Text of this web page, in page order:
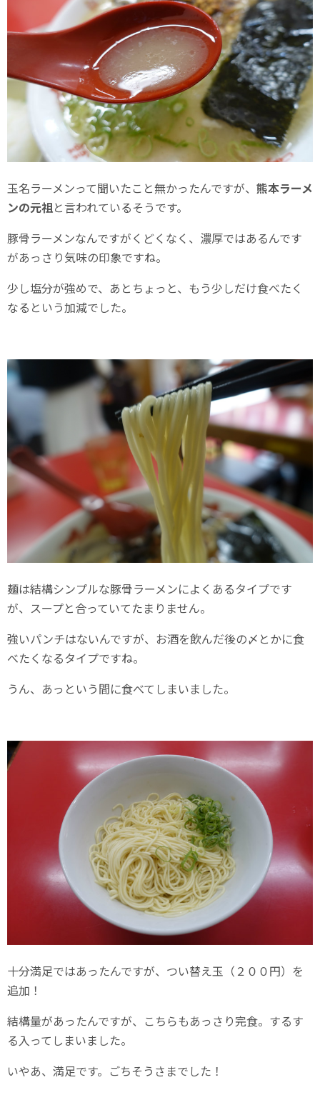
玉名ラーメンって聞いたこと無かったんですが、 熊本ラーメ
ンの元祖と言われているそうです。
豚骨ラーメンなんですがくどくなく、濃厚ではあるんです
があっさり気味の印象ですね。
少し塩分が強めで、あとちょっと、もう少しだけ食べたく
なるという加減でした。
麺は結構シンプルな豚骨ラーメンによくあるタイプです
が、スープと合っていてたまりません。
強いパンチはないんですが、お酒を飲んだ後の〆とかに食
べたくなるタイプですね。
うん、あっという間に食べてしまいました。
十分満足ではあったんですが、つい替え玉（２００円）を
追加！
結構量があったんですが、こちらもあっさり完食。するす
る入ってしまいました。
いやあ、満足です。ごちそうさまでした！